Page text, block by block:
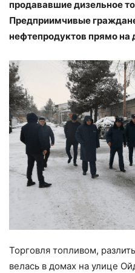
продававшие дизельное
Предприимчивые
нефтепродуктов прямо на
Торговля топливом,
велась в домах на улице